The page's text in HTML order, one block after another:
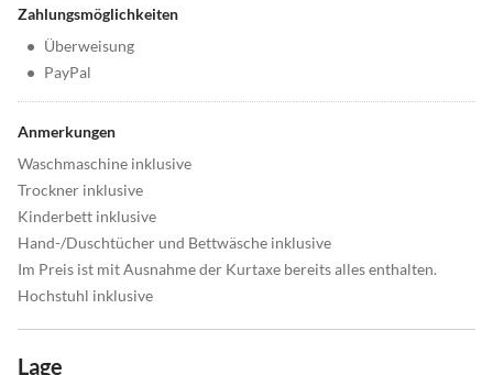
Zahlungsmöglichkeiten
• Überweisung
• PayPal
Anmerkungen
Waschmaschine inklusive
Trockner inklusive
Kinderbett inklusive
Hand-/Duschtücher und Bettwäsche inklusive
Im Preis ist mit Ausnahme der Kurtaxe bereits alles enthalten.
Hochstuhl inklusive
Lage